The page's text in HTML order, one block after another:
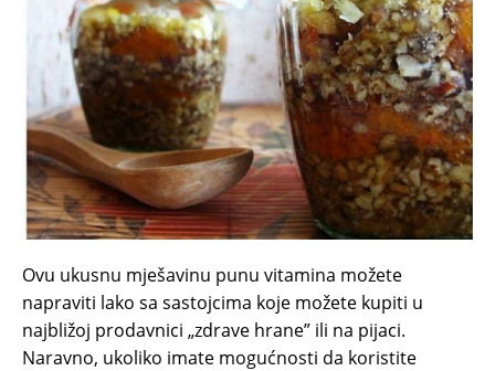
Ovu ukusnu mješavinu punu vitamina možete
napraviti lako sa sastojcima koje možete kupiti u
najbližoj prodavnici „zdrave hrane” ili na pijaci.
Naravno, ukoliko imate mogućnosti da koristite